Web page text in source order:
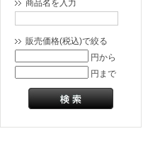
商品名を入力
販売価格(税込)で絞る
円から
円まで